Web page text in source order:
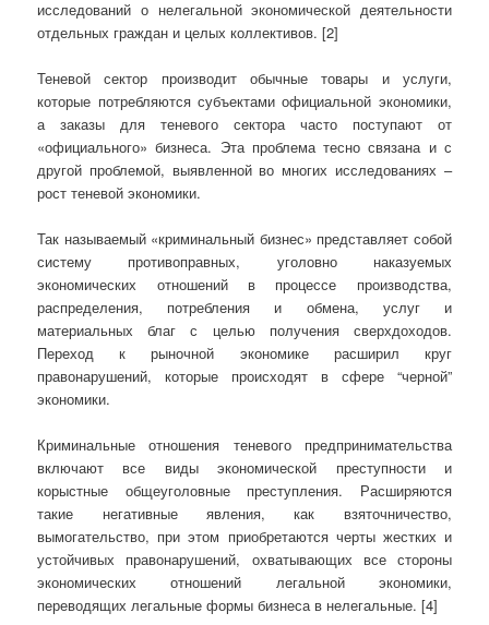
исследований о нелегальной экономической деятельности
отдельных граждан и целых коллективов. [2]
Теневой сектор производит обычные товары и услуги,
которые потребляются субъектами официальной экономики,
а заказы для теневого сектора часто поступают от
«официального» бизнеса. Эта проблема тесно связана и с
другой проблемой, выявленной во многих исследованиях –
рост теневой экономики.
Так называемый «криминальный бизнес» представляет собой
систему противоправных, уголовно наказуемых
экономических отношений в процессе производства,
распределения, потребления и обмена, услуг и
материальных благ с целью получения сверхдоходов.
Переход к рыночной экономике расширил круг
правонарушений, которые происходят в сфере “черной”
экономики.
Криминальные отношения теневого предпринимательства
включают все виды экономической преступности и
корыстные общеуголовные преступления. Расширяются
такие негативные явления, как взяточничество,
вымогательство, при этом приобретаются черты жестких и
устойчивых правонарушений, охватывающих все стороны
экономических отношений легальной экономики,
переводящих легальные формы бизнеса в нелегальные. [4]